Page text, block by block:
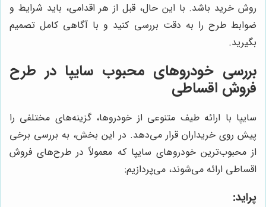
روش خرید باشد. با این حال، قبل از هر اقدامی، باید شرایط و
ضوابط طرح را به دقت بررسی کنید و با آگاهی کامل تصمیم
بگیرید.
بررسی خودروهای محبوب سایپا در طرح
فروش اقساطی
سایپا با ارائه طیف متنوعی از خودروها، گزینه‌های مختلفی را
پیش روی خریداران قرار می‌دهد. در این بخش، به بررسی برخی
از محبوب‌ترین خودروهای سایپا که معمولاً در طرح‌های فروش
اقساطی ارائه می‌شوند، می‌پردازیم:
پراید: